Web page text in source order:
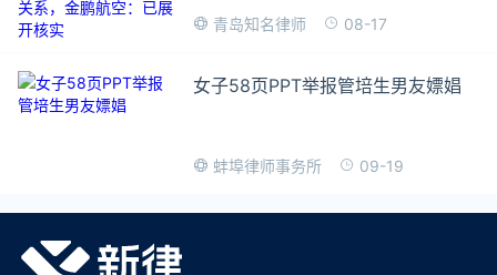
青岛知名律师 08-17
女子58页PPT举报管培生男友嫖娼
蚌埠律师事务所 09-19